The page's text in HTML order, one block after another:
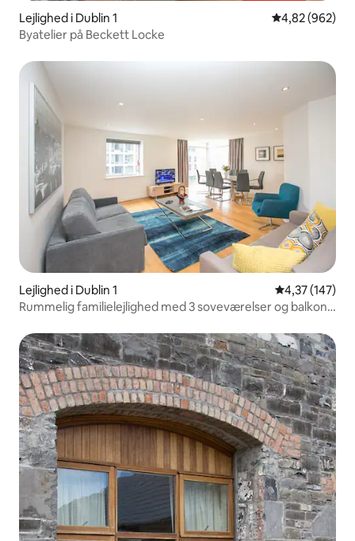
Lejlighed i Dublin 1 4,82 ud af 5 i
4,82 (962)
Byatelier på Beckett Locke
Lejlighed i Dublin 1 4,37 ud af 5 i
4,37 (147)
Rummelig familielejlighed med 3 soveværelser og balkon i